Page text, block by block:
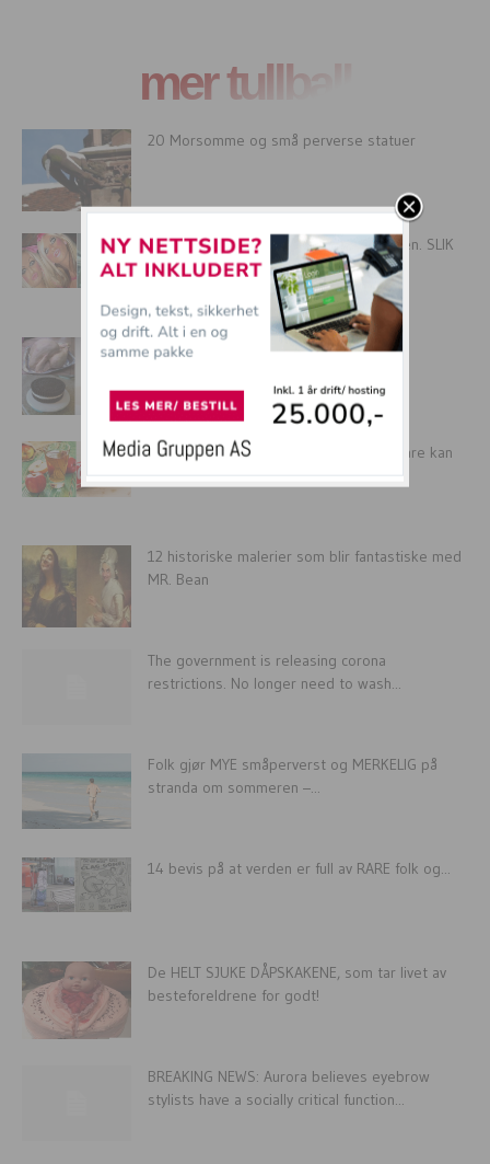
mer tullball
20 Morsomme og små perverse statuer
Nå er DUCKFACE på vei tilbake på moten. SLIK
skal dere...
16 Kaker som ikke ser ut som kaker
11 påstander om sunne matvaner du bare kan
12 historiske malerier som blir fantastiske med
MR. Bean
The government is releasing corona
restrictions. No longer need to wash...
Folk gjør MYE småperverst og MERKELIG på
stranda om sommeren –...
14 bevis på at verden er full av RARE folk og...
De HELT SJUKE DÅPSKAKENE, som tar livet av
besteforeldrene for godt!
BREAKING NEWS: Aurora believes eyebrow
stylists have a socially critical function...